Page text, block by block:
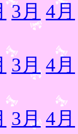
3月 4月
3月 4月
3月 4月